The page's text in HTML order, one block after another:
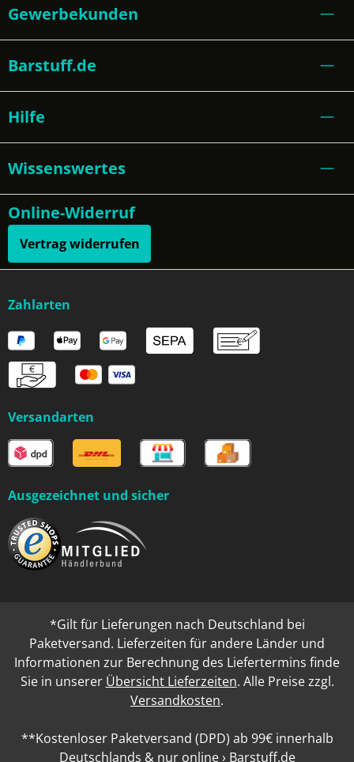
Gewerbekunden
Barstuff.de
Hilfe
Wissenswertes
Online-Widerruf
Vertrag widerrufen
Zahlarten
Versandarten
Ausgezeichnet und sicher
*Gilt für Lieferungen nach Deutschland bei
Paketversand. Lieferzeiten für andere Länder und
Informationen zur Berechnung des Liefertermins finde
Sie in unserer Übersicht Lieferzeiten. Alle Preise zzgl.
Versandkosten.
**Kostenloser Paketversand (DPD) ab 99€ innerhalb
Deutschlands & nur online › Barstuff.de